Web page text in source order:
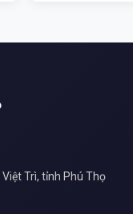
Trì, tỉnh Phú Thọ